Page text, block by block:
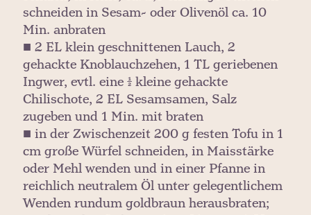
schneiden in Sesam- oder Olivenöl ca. 10
Min. anbraten
■ 2 EL klein geschnittenen Lauch, 2
gehackte Knoblauchzehen, 1 TL geriebenen
Ingwer, evtl. eine ½ kleine gehackte
Chilischote, 2 EL Sesamsamen, Salz
zugeben und 1 Min. mit braten
■ in der Zwischenzeit 200 g festen Tofu in 1
cm große Würfel schneiden, in Maisstärke
oder Mehl wenden und in einer Pfanne in
reichlich neutralem Öl unter gelegentlichem
Wenden rundum goldbraun herausbraten;